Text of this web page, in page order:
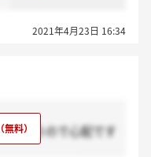
2021年4月23日 16:34
と思うので心配です